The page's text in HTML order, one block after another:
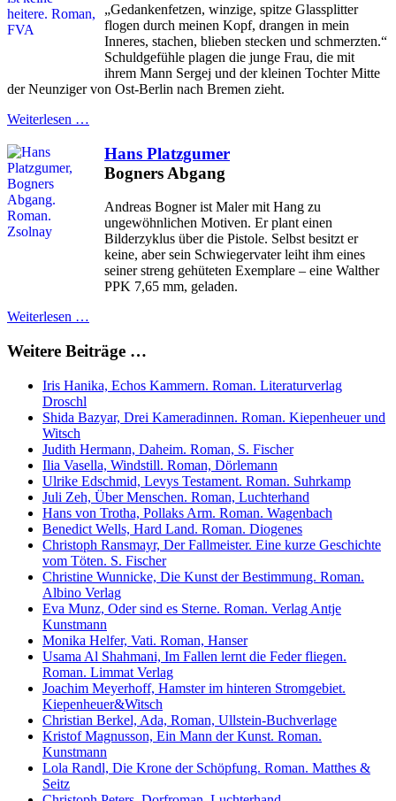
„Gedankenfetzen, winzige, spitze Glassplitter
flogen durch meinen Kopf, drangen in mein
Inneres, stachen, blieben stecken und schmerzten.“
Schuldgefühle plagen die junge Frau, die mit
ihrem Mann Sergej und der kleinen Tochter Mitte
der Neunziger von Ost-Berlin nach Bremen zieht.
Weiterlesen …
Hans Platzgumer
Bogners Abgang
Andreas Bogner ist Maler mit Hang zu
ungewöhnlichen Motiven. Er plant einen
Bilderzyklus über die Pistole. Selbst besitzt er
keine, aber sein Schwiegervater leiht ihm eines
seiner streng gehüteten Exemplare – eine Walther
PPK 7,65 mm, geladen.
Weiterlesen …
Weitere Beiträge …
Iris Hanika, Echos Kammern. Roman. Literaturverlag
Droschl
Shida Bazyar, Drei Kameradinnen. Roman. Kiepenheuer und
Witsch
Judith Hermann, Daheim. Roman, S. Fischer
Ilia Vasella, Windstill. Roman, Dörlemann
Ulrike Edschmid, Levys Testament. Roman. Suhrkamp
Juli Zeh, Über Menschen. Roman, Luchterhand
Hans von Trotha, Pollaks Arm. Roman. Wagenbach
Benedict Wells, Hard Land. Roman. Diogenes
Christoph Ransmayr, Der Fallmeister. Eine kurze Geschichte
vom Töten. S. Fischer
Christine Wunnicke, Die Kunst der Bestimmung. Roman.
Albino Verlag
Eva Munz, Oder sind es Sterne. Roman. Verlag Antje
Kunstmann
Monika Helfer, Vati. Roman, Hanser
Usama Al Shahmani, Im Fallen lernt die Feder fliegen.
Roman. Limmat Verlag
Joachim Meyerhoff, Hamster im hinteren Stromgebiet.
Kiepenheuer&Witsch
Christian Berkel, Ada, Roman, Ullstein-Buchverlage
Kristof Magnusson, Ein Mann der Kunst. Roman.
Kunstmann
Lola Randl, Die Krone der Schöpfung. Roman. Matthes &
Seitz